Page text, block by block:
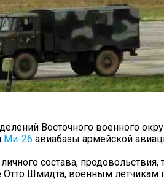
Восточного военного
Ми-26 авиабазы армейской
состава,
Шмидта, военным